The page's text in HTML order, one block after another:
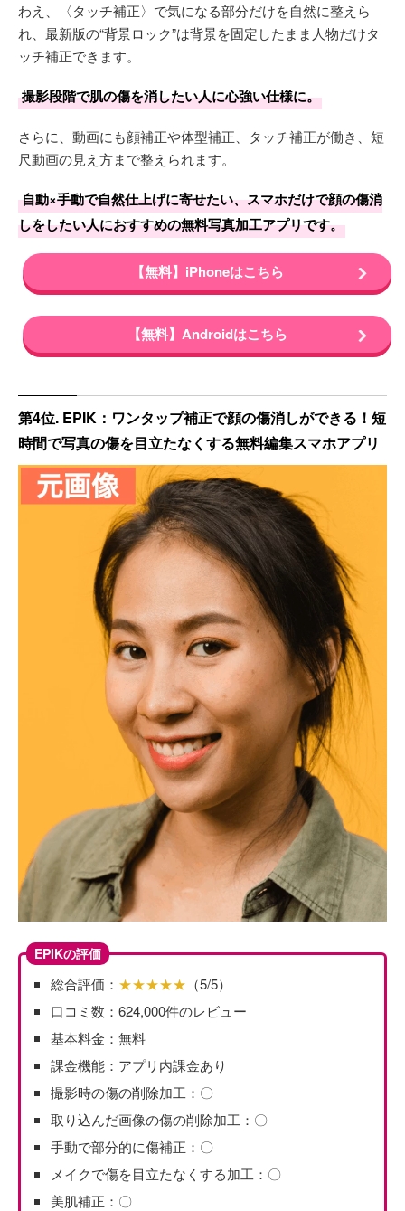
わえ、〈タッチ補正〉で気になる部分だけを自然に整えら
れ、最新版の“背景ロック”は背景を固定したまま人物だけタ
ッチ補正できます。
撮影段階で肌の傷を消したい人に心強い仕様に。
さらに、動画にも顔補正や体型補正、タッチ補正が働き、短
尺動画の見え方まで整えられます。
自動×手動で自然仕上げに寄せたい、スマホだけで顔の傷消
しをしたい人におすすめの無料写真加工アプリです。
【無料】iPhoneはこちら
【無料】Androidはこちら
第4位. EPIK：ワンタップ補正で顔の傷消しができる！短
時間で写真の傷を目立たなくする無料編集スマホアプリ
EPIKの評価
総合評価： ★★★★★ （5/5）
口コミ数：624,000件のレビュー
基本料金：無料
課金機能：アプリ内課金あり
撮影時の傷の削除加工：〇
取り込んだ画像の傷の削除加工：〇
手動で部分的に傷補正：〇
メイクで傷を目立たなくする加工：〇
美肌補正：〇